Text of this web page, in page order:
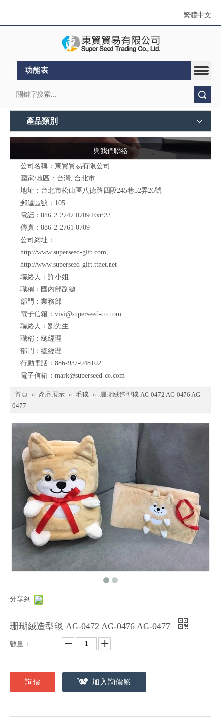
繁體中文
功能表
產品類別
與我們聯絡
公司名稱：東貿貿易有限公司
國家/地區：台灣, 台北市
地址： 台北市松山區八德路四段245巷52弄26號
郵遞區號：105
電話：886-2-2747-0709 Ext:23
傳真：886-2-2761-0709
公司網址：
http://www.superseed-gift.com
http://www.superseed-gift.ttnet.net
聯絡人：許小姐
職稱：國內部副總
部門：業務部
電子信箱： vivi@superseed-co.com
聯絡人：劉先生
職稱：總經理
部門：總經理
行動電話：886-937-048102
電子信箱： mark@superseed-co.com
首頁 » 產品展示 » 毛毯 » 珊瑚絨造型毯 AG-0472 AG-0476 AG-
0477
分享到:
珊瑚絨造型毯 AG-0472 AG-0476 AG-0477
數量：
詢價 加入詢價籃